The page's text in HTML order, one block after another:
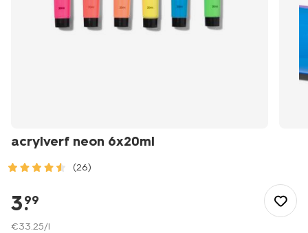
acrylverf neon 6x20ml
(26)
hobby/tekenen-
schilderen/verf/acrylverf-
neon-
3.
99
€33.25/l